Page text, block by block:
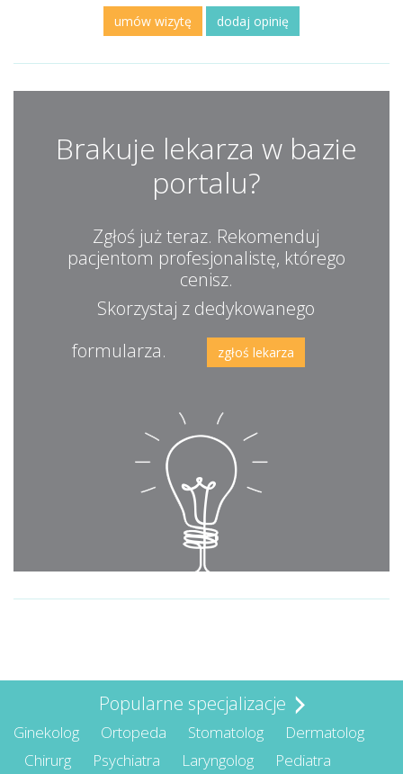
umów wizytę dodaj opinię
Brakuje lekarza w bazie
portalu?
Zgłoś już teraz. Rekomenduj
pacjentom profesjonalistę, którego
cenisz.
Skorzystaj z dedykowanego
formularza.
zgłoś lekarza
Popularne specjalizacje
Ginekolog Ortopeda Stomatolog
Dermatolog
Chirurg
Psychiatra Laryngolog Pediatra